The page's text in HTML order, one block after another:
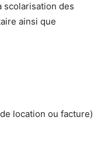
scolarisation des
ainsi que
location ou facture)